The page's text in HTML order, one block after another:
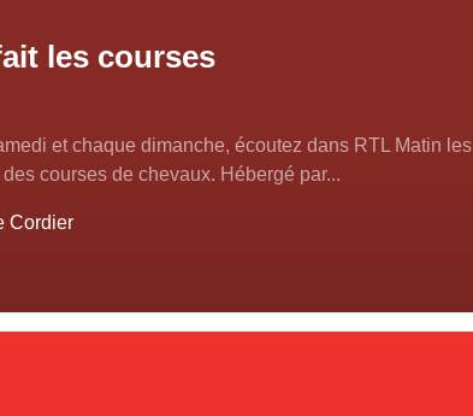
les courses
et chaque dimanche, écoutez dans RTL Matin les
courses de chevaux. Hébergé par...
Cordier